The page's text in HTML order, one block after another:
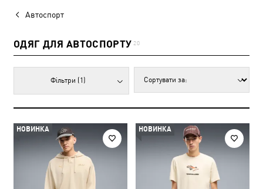
Автоспорт
ОДЯГ ДЛЯ АВТОСПОРТУ 20
Фільтри (1)
НОВИНКА НОВИНКА